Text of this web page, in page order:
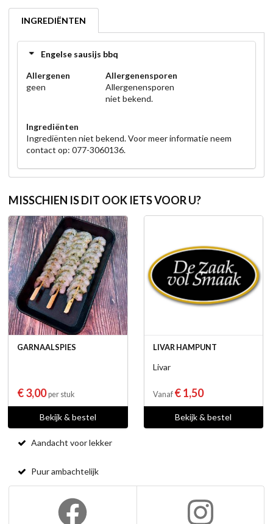
INGREDIËNTEN
Engelse sausijs bbq
Allergenen
geen
Allergenensporen
Allergenensporen
niet bekend.
Ingrediënten
Ingrediënten niet bekend. Voor meer informatie neem
contact op: 077-3060136.
MISSCHIEN IS DIT OOK IETS VOOR U?
GARNAALSPIES
€ 3,00per stuk
Bekijk & bestel
LIVAR HAMPUNT
Livar
Vanaf € 1,50
Bekijk & bestel
Aandacht voor lekker
Puur ambachtelijk